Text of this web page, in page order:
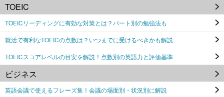
TOEIC
TOEICリーディングに有効な対策とは？パート別の勉強法も
就活で有利なTOEICの点数は？いつまでに受けるべきかも解説
TOEICスコアレベルの目安を解説！点数別の英語力と評価基準
ビジネス
英語会議で使えるフレーズ集！会議の場面別・状況別に解説